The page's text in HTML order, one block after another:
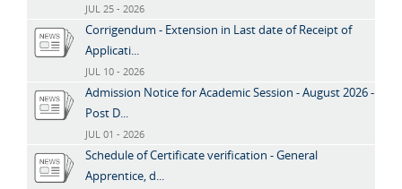
JUL 25 - 2026
Corrigendum - Extension in Last date of Receipt of
Applicati...
JUL 10 - 2026
Admission Notice for Academic Session - August 2026 -
Post D...
JUL 01 - 2026
Schedule of Certificate verification - General
Apprentice, d...